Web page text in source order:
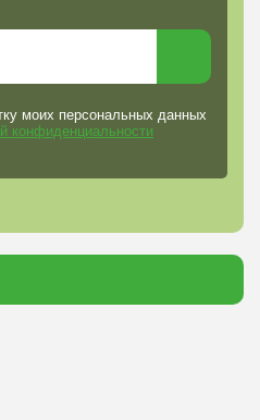
моих персональных данных
конфиденциальности